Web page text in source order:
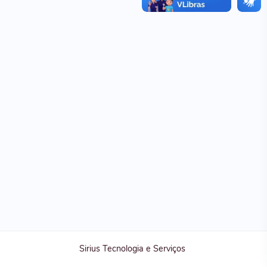
Sirius Tecnologia e Serviços